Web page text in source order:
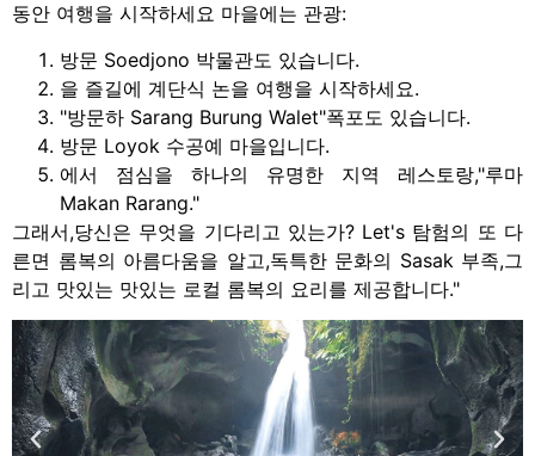
동안 여행을 시작하세요 마을에는 관광:
방문 Soedjono 박물관도 있습니다.
을 즐길에 계단식 논을 여행을 시작하세요.
"방문하 Sarang Burung Walet"폭포도 있습니다.
방문 Loyok 수공예 마을입니다.
에서 점심을 하나의 유명한 지역 레스토랑,"루마
Makan Rarang."
그래서,당신은 무엇을 기다리고 있는가? Let's 탐험의 또 다
른면 롬복의 아름다움을 알고,독특한 문화의 Sasak 부족,그
리고 맛있는 맛있는 로컬 롬복의 요리를 제공합니다."